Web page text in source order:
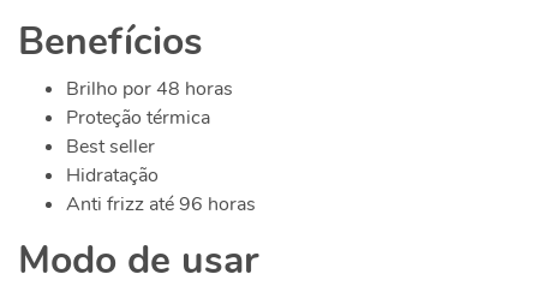
Benefícios
Brilho por 48 horas
Proteção térmica
Best seller
Hidratação
Anti frizz até 96 horas
Modo de usar